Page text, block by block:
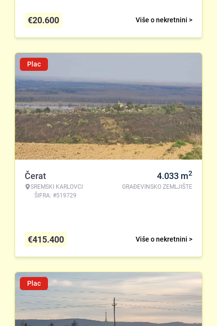
Više o nekretnini >
€20.600
Plac
Čerat
SREMSKI KARLOVCI
ŠIFRA: #519729
4.033 m2
GRAĐEVINSKO ZEMLJIŠTE
Više o nekretnini >
€415.400
Plac